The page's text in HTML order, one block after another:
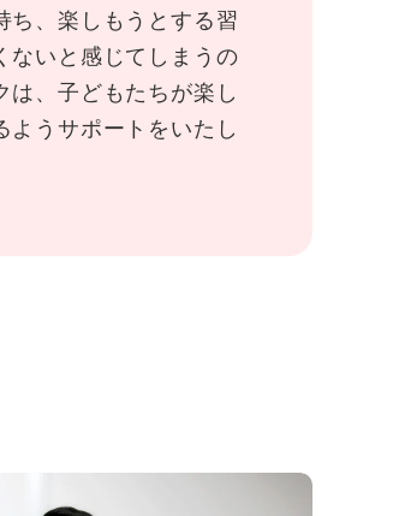
ち、楽しもうとする習
ないと感じてしまうの
は、子どもたちが楽し
ようサポートをいたし